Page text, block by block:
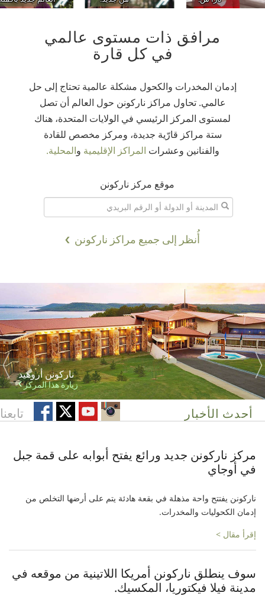
مرافق ذات مستوى عالمي
في كل قارة
إدمان المخدرات والكحول مشكلة عالمية تحتاج إلى حل
عالمي. تحاول مراكز ناركونن حول العالم أن تصل
لمستوى المركز الرئيسي في الولايات المتحدة، هناك
ستة مراكز قارّية جديدة، ومركز مخصص للقادة
والفنانين وعشرات المراكز الإقليمية والمحلية.
موقع مركز ناركونن
أُنظر إلى جميع مراكز ناركونن
ناركونن أروهيد
زيارة هذا المركز
تابعنا أحدث الأخبار
مركز ناركونن جديد ورائع يفتح أبوابه على قمة جبل
في أوجاي
ناركونن يفتتح واحة مذهلة في بقعة هادئة يتم على أرضها التخلص من
إدمان الكحوليات والمخدرات.
إقرأ مقال >
سوف ينطلق ناركونن أمريكا اللاتينية من موقعه في
مدينة فيلا فيكتوريا، المكسيك.